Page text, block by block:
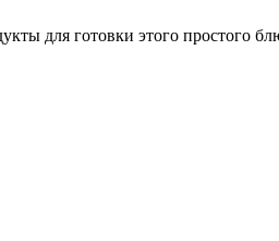
для готовки этого простого